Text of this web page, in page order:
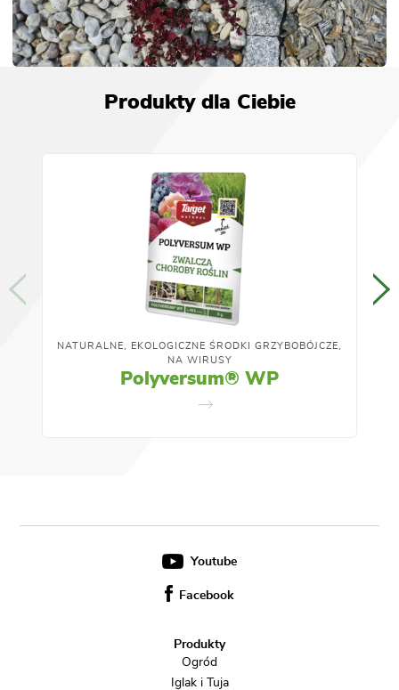
Produkty dla Ciebie
NATURALNE, EKOLOGICZNE ŚRODKI GRZYBOBÓJCZE,
NA WIRUSY
Polyversum® WP
Youtube
Facebook
Produkty
Ogród
Iglak i Tuja